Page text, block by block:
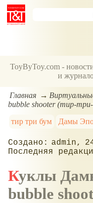
ToyByToy.com -
и
Главная
bubble shooter (тир-
тир три бум
Дамы
admin
Куклы Дамы Эпохи в игре
bubble